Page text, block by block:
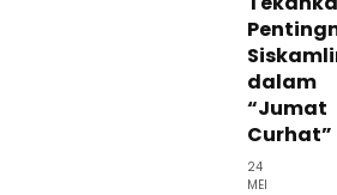
dalam
“Jumat
Curhat”
24
MEI